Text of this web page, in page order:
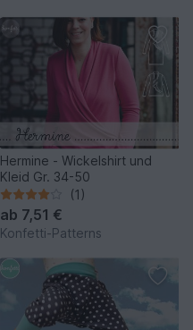
Hermine - Wickelshirt und
Kleid Gr. 34-50
(1)
ab 7,51 €
Konfetti-Patterns